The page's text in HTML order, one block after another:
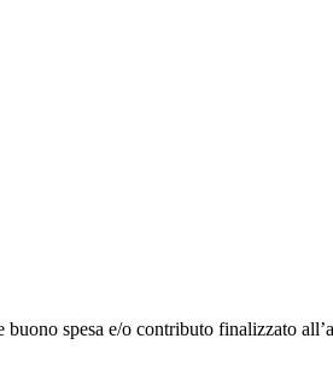
spesa e/o contributo finalizzato